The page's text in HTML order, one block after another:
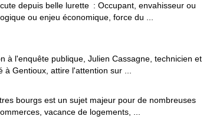
depuis belle lurette : Occupant, envahisseur ou
ou enjeu économique, force du ...
à l'enquête publique, Julien Cassagne, technicien et
Gentioux, attire l'attention sur ...
bourgs est un sujet majeur pour de nombreuses
vacance de logements, ...